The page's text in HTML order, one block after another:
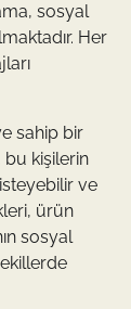
sosyal
Her
sahip bir
bu kişilerin
ve
ürün
sosyal